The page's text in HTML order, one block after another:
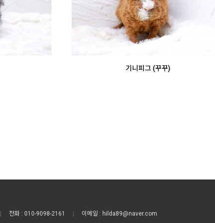
기니피그 (꾸꾸)
전화 : 010-9098-2161
이메일 : hilda89@naver.com